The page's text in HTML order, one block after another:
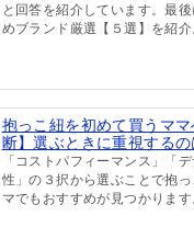
と回答を紹介しています。最
めブランド厳選【５選】を紹介
抱っこ紐を初めて買うマ
断】選ぶときに重視するの
「コストパフィーマンス」「
性」の３択から選ぶことで抱
マでもおすすめが見つかります